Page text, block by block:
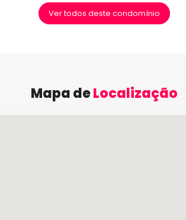
Ver todos deste condomínio
Mapa deLocalização